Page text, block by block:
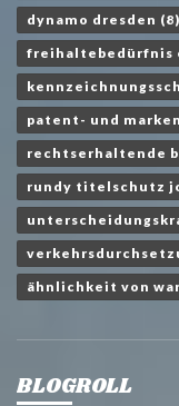
dynamo dresden (8)
freihaltebedürfnis
patent- und
rechtserhaltende
rundy titelschutz
ähnlichkeit von
BLOGROLL